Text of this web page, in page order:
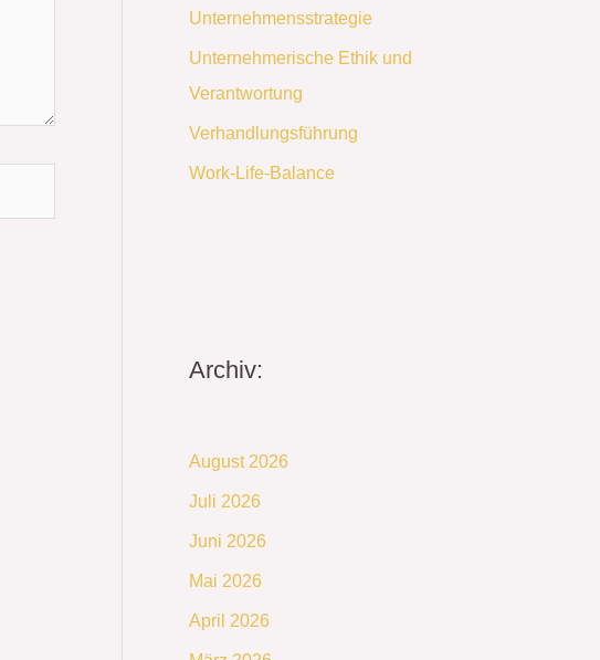
Unternehmensstrategie
Unternehmerische Ethik und
Verantwortung
Verhandlungsführung
Work-Life-Balance
Archiv:
August 2026
Juli 2026
Juni 2026
Mai 2026
April 2026